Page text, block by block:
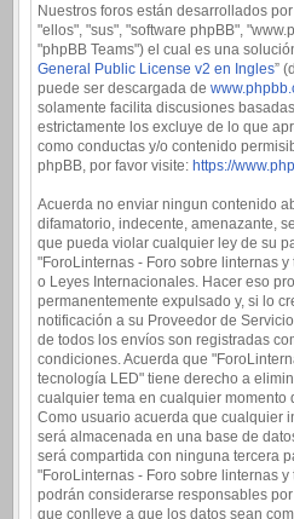
Nuestros foros están desarrollados
"ellos", "sus", "software phpBB",
"phpBB Teams") el cual es una
General Public License v2 en Ingles”
puede ser descargada de
solamente facilita discusiones
estrictamente los excluye de lo que
como conductas y/o contenido
phpBB, por favor visite: https://
Acuerda no enviar ningun contenido
difamatorio, indecente, amenazante,
que pueda violar cualquier ley de su
"ForoLinternas - Foro sobre linternas
o Leyes Internacionales. Hacer eso
permanentemente expulsado y, si lo
notificación a su Proveedor de
de todos los envíos son registradas
condiciones. Acuerda que
tecnología LED" tiene derecho a
cualquier tema en cualquier momento
Como usuario acuerda que cualquier
será almacenada en una base de
será compartida con ninguna tercera
"ForoLinternas - Foro sobre linternas
podrán considerarse responsables
que conlleve a que los datos sean